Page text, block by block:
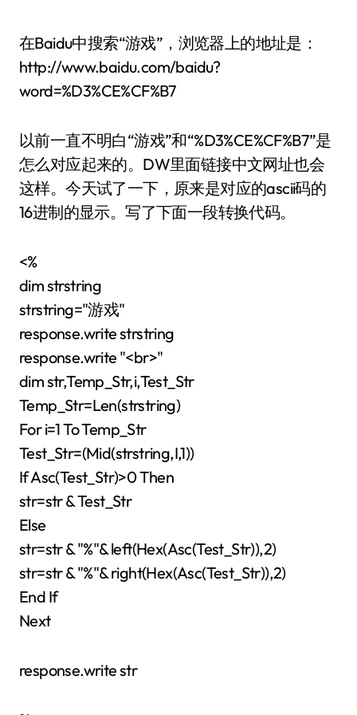
在Baidu中搜索“游戏”，浏览器上的地址是：
http://www.baidu.com/baidu?
word=%D3%CE%CF%B7
以前一直不明白“游戏”和“%D3%CE%CF%B7”是
怎么对应起来的。DW里面链接中文网址也会
这样。今天试了一下，原来是对应的ascii码的
16进制的显示。写了下面一段转换代码。
<%
dim strstring
strstring="游戏"
response.write strstring
response.write "<br>"
dim str,Temp_Str,i,Test_Str
Temp_Str=Len(strstring)
For i=1 To Temp_Str
Test_Str=(Mid(strstring,I,1))
If Asc(Test_Str)>0 Then
str=str & Test_Str
Else
str=str & "%"& left(Hex(Asc(Test_Str)),2)
str=str & "%"& right(Hex(Asc(Test_Str)),2)
End If
Next
response.write str